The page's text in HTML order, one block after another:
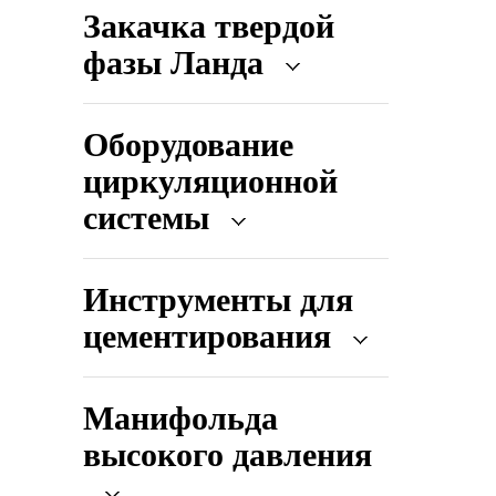
Закачка твердой
фазы Ланда
Оборудование
циркуляционной
системы
Инструменты для
цементирования
Манифольда
высокого давления